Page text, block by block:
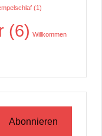
(1)
(6) Willkommen
Abonnieren